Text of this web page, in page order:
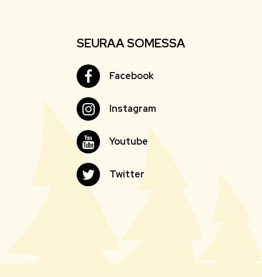
SEURAA SOMESSA
FacebookFacebook
InstagramInstagram
YoutubeYoutube
Twitter Twitter